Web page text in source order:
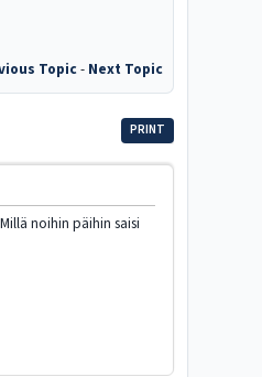
Topic- Next Topic
PRINT
noihin päihin saisi